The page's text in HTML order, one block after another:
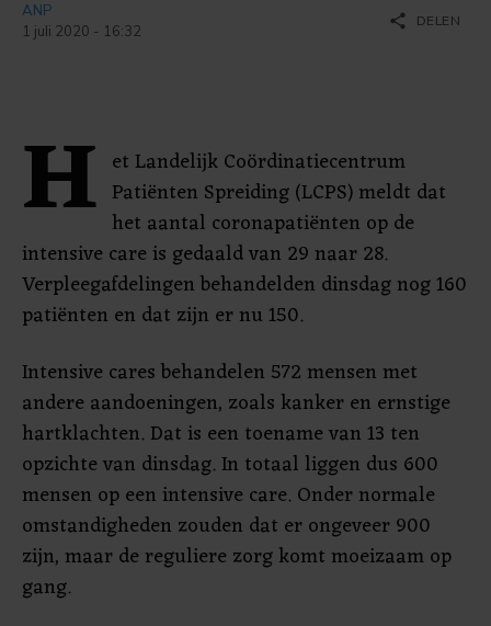
ANP
1 juli 2020 - 16:32
share DELEN
H et Landelijk Coördinatiecentrum
Patiënten Spreiding (LCPS) meldt dat
het aantal coronapatiënten op de
intensive care is gedaald van 29 naar 28.
Verpleegafdelingen behandelden dinsdag nog 160
patiënten en dat zijn er nu 150.
Intensive cares behandelen 572 mensen met
andere aandoeningen, zoals kanker en ernstige
hartklachten. Dat is een toename van 13 ten
opzichte van dinsdag. In totaal liggen dus 600
mensen op een intensive care. Onder normale
omstandigheden zouden dat er ongeveer 900
zijn, maar de reguliere zorg komt moeizaam op
gang.